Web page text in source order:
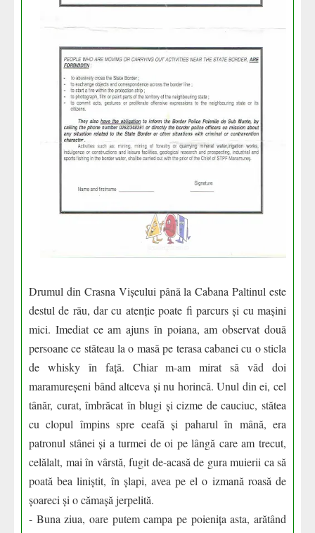
Drumul din Crasna Vișeului până la Cabana Paltinul este
destul de rău, dar cu atenție poate fi parcurs și cu mașini
mici. Imediat ce am ajuns în poiana, am observat două
persoane ce stăteau la o masă pe terasa cabanei cu o sticla
de whisky în față. Chiar m-am mirat să văd doi
maramureșeni bând altceva și nu horincă. Unul din ei, cel
tânăr, curat, îmbrăcat în blugi și cizme de cauciuc, stătea
cu clopul împins spre ceafă și paharul în mână, era
patronul stânei și a turmei de oi pe lângă care am trecut,
celălalt, mai în vârstă, fugit de-acasă de gura muierii ca să
poată bea liniștit, în șlapi, avea pe el o izmană roasă de
șoareci și o cămașă jerpelită.
- Buna ziua, oare putem campa pe poienița asta, arătând